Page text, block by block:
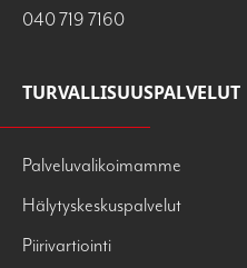
040 719 7160
TURVALLISUUSPALVELUT
Palveluvalikoimamme
Hälytyskeskuspalvelut
Piirivartiointi